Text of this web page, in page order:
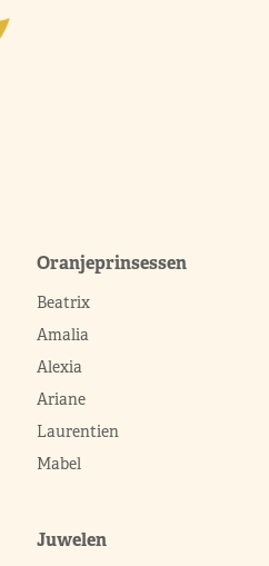
Oranjeprinsessen
Beatrix
Amalia
Alexia
Ariane
Laurentien
Mabel
Juwelen